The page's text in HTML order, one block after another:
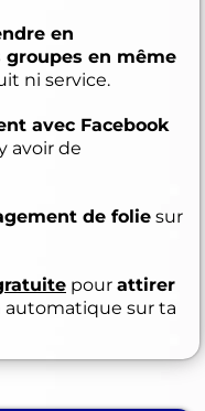
en
en même
ni service.
avec Facebook
avoir de
de folie sur
pour attirer
automatique sur ta